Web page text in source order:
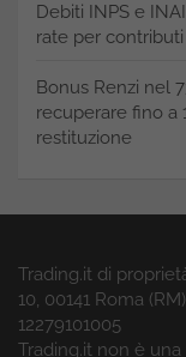
Debiti INPS e
rate per
Bonus Renzi nel
recuperare fino a
restituzione
Trading.it di
10, 00141 Roma
12279101005
Trading.it non è